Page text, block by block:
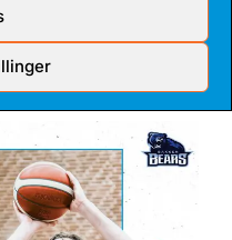
guard, Myles Corey,